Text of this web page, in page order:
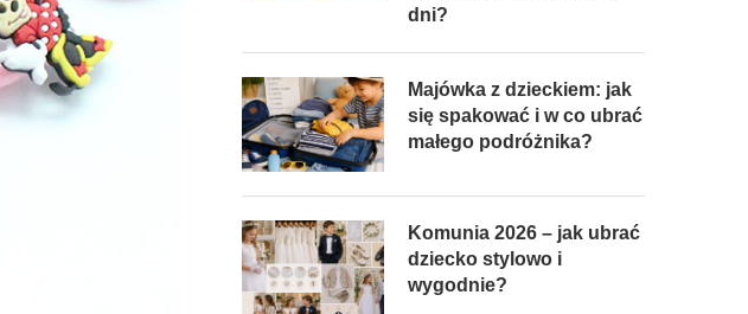
dni?
Majówka z dzieckiem: jak
się spakować i w co ubrać
małego podróżnika?
Komunia 2026 – jak ubrać
dziecko stylowo i
wygodnie?